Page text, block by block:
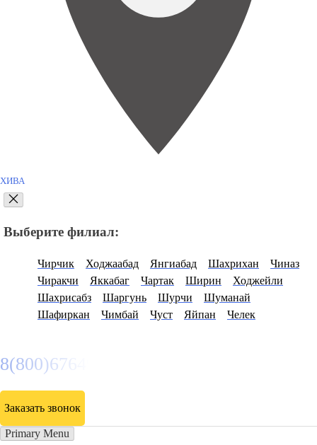
ХИВА
Выберите филиал:
Чирчик Ходжаабад Янгиабад Шахрихан
Чиназ
Чиракчи
Яккабаг Чартак Ширин
Ходжейли
Шахрисабз
Шаргунь Шурчи
Шуманай
Шафиркан
Чимбай Чуст Яйпан Челек
8(800)6764935
Заказать звонок
Primary Menu